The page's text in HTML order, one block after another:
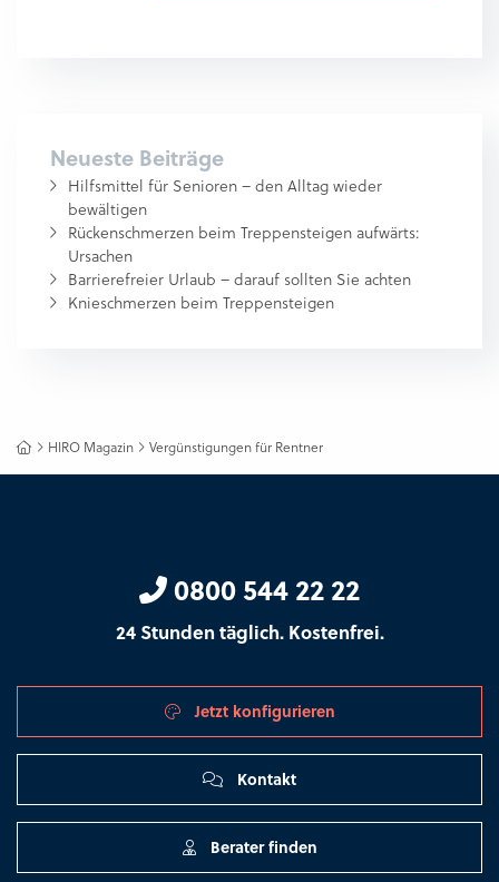
Neueste Beiträge
Hilfsmittel für Senioren – den Alltag wieder
bewältigen
Rückenschmerzen beim Treppensteigen aufwärts:
Ursachen
Barrierefreier Urlaub – darauf sollten Sie achten
Knieschmerzen beim Treppensteigen
HIRO Magazin Vergünstigungen für Rentner
0800 544 22 22
24 Stunden täglich. Kostenfrei.
Jetzt konfigurieren
Kontakt
Berater finden